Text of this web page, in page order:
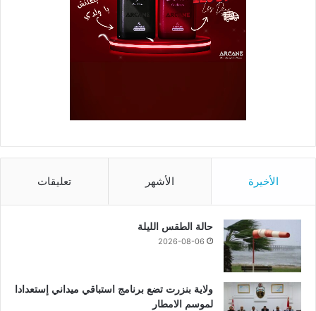
الأخيرة الأشهر تعليقات
حالة الطقس الليلة
2026-08-06
ولاية بنزرت تضع برنامج استباقي ميداني إستعدادا
لموسم الامطار